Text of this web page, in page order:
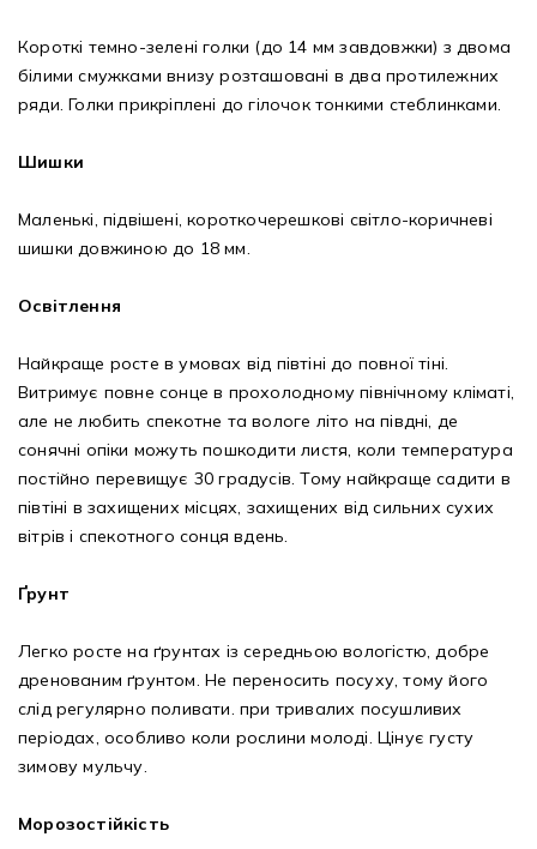
Короткі темно-зелені голки (до 14 мм завдовжки) з двома
білими смужками внизу розташовані в два протилежних
ряди. Голки прикріплені до гілочок тонкими стеблинками.
Шишки
Маленькі, підвішені, короткочерешкові світло-коричневі
шишки довжиною до 18 мм.
Освітлення
Найкраще росте в умовах від півтіні до повної тіні.
Витримує повне сонце в прохолодному північному кліматі,
але не любить спекотне та вологе літо на півдні, де
сонячні опіки можуть пошкодити листя, коли температура
постійно перевищує 30 градусів. Тому найкраще садити в
півтіні в захищених місцях, захищених від сильних сухих
вітрів і спекотного сонця вдень.
Ґрунт
Легко росте на ґрунтах із середньою вологістю, добре
дренованим ґрунтом. Не переносить посуху, тому його
слід регулярно поливати. при тривалих посушливих
періодах, особливо коли рослини молоді. Цінує густу
зимову мульчу.
Морозостійкість